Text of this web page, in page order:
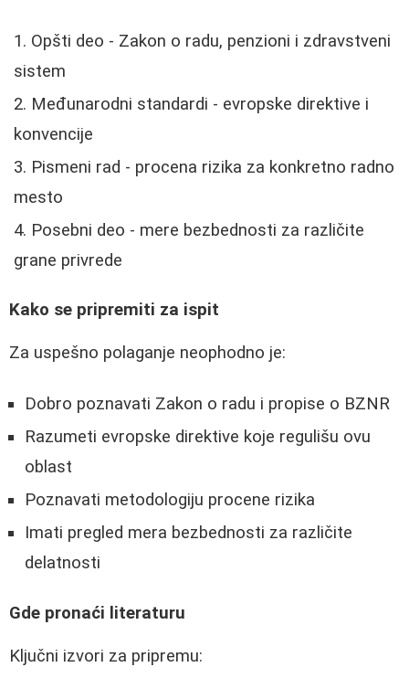
Opšti deo - Zakon o radu, penzioni i zdravstveni
sistem
Međunarodni standardi - evropske direktive i
konvencije
Pismeni rad - procena rizika za konkretno radno
mesto
Posebni deo - mere bezbednosti za različite
grane privrede
Kako se pripremiti za ispit
Za uspešno polaganje neophodno je:
Dobro poznavati Zakon o radu i propise o BZNR
Razumeti evropske direktive koje regulišu ovu
oblast
Poznavati metodologiju procene rizika
Imati pregled mera bezbednosti za različite
delatnosti
Gde pronaći literaturu
Ključni izvori za pripremu: